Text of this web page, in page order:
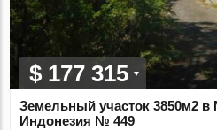
$ 177 315
Земельный участок 3850м2 в
Индонезия № 449